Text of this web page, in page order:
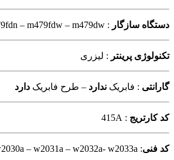
دستگاه سازگار : m455dn – m454dn – m454dw – m479fnw – m479fdn – m479fdw – m479dw
تکنولوژی پرینتر : لیزری
گارانتی : فابریک ندارد – طرح فابریک دارد
کد کارتریج : 415A
کد فنی: w2030a – w2031a – w2032a- w2033a